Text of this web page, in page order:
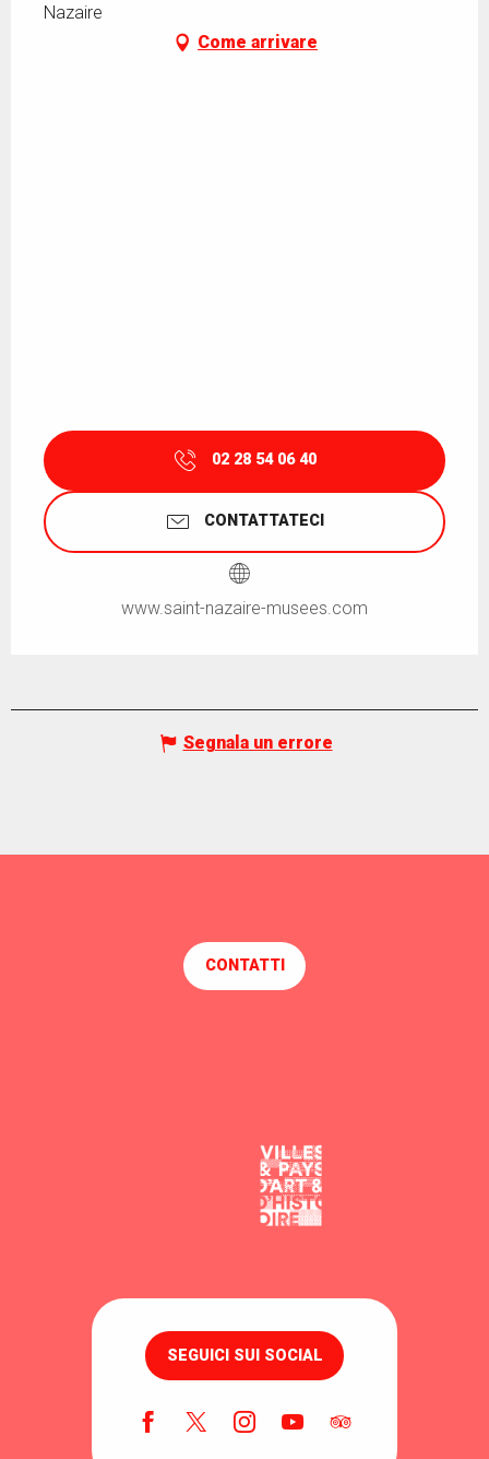
Nazaire
Come arrivare
02 28 54 06 40
CONTATTATECI
www.saint-nazaire-musees.com
Segnala un errore
CONTATTI
SEGUICI SUI SOCIAL